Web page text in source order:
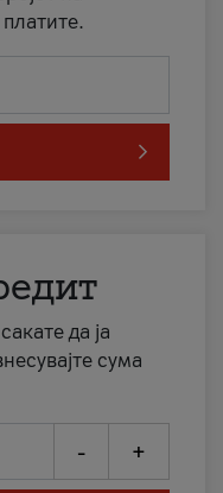
да ја
сума
- +